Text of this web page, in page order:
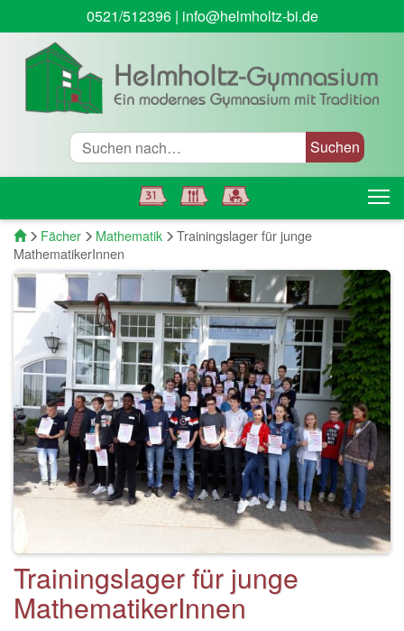
0521/512396| info@helmholtz-bi.de
Suche
Startseite
Fächer Mathematik
Trainingslager für junge
MathematikerInnen
Trainingslager für junge
MathematikerInnen